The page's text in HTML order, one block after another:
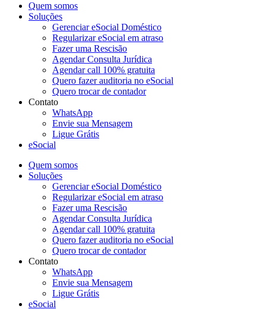
Quem somos
Soluções
Gerenciar eSocial Doméstico
Regularizar eSocial em atraso
Fazer uma Rescisão
Agendar Consulta Jurídica
Agendar call 100% gratuita
Quero fazer auditoria no eSocial
Quero trocar de contador
Contato
WhatsApp
Envie sua Mensagem
Ligue Grátis
eSocial
Quem somos
Soluções
Gerenciar eSocial Doméstico
Regularizar eSocial em atraso
Fazer uma Rescisão
Agendar Consulta Jurídica
Agendar call 100% gratuita
Quero fazer auditoria no eSocial
Quero trocar de contador
Contato
WhatsApp
Envie sua Mensagem
Ligue Grátis
eSocial